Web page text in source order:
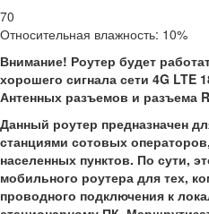
70
Относительная влажность: 10%
Внимание! Роутер будет
хорошего сигнала сети 4G LTE
Антенных разъемов и разъема
Данный роутер предназначен
станциями сотовых
населенных пунктов. По сути,
мобильного роутера для тех,
проводного подключения к